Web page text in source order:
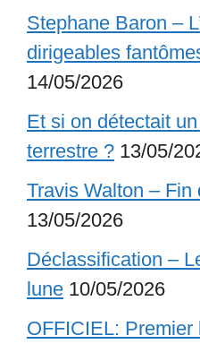
Stephane Baron –
dirigeables
14/05/2026
Et si on détectait
terrestre ? 13/05/
Travis Walton – Fin
13/05/2026
Déclassification –
lune 10/05/2026
OFFICIEL: Premier